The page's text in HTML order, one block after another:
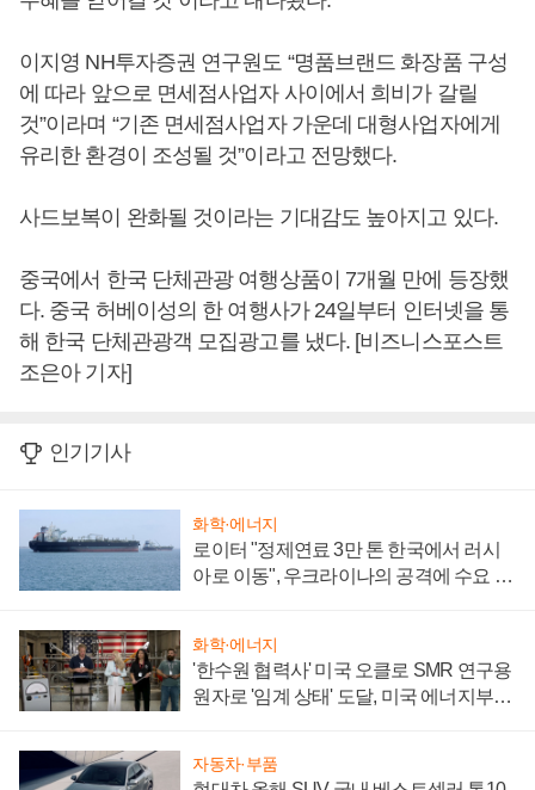
이지영 NH투자증권 연구원도 “명품브랜드 화장품 구성
에 따라 앞으로 면세점사업자 사이에서 희비가 갈릴
것”이라며 “기존 면세점사업자 가운데 대형사업자에게
유리한 환경이 조성될 것”이라고 전망했다.
사드보복이 완화될 것이라는 기대감도 높아지고 있다.
중국에서 한국 단체관광 여행상품이 7개월 만에 등장했
다. 중국 허베이성의 한 여행사가 24일부터 인터넷을 통
해 한국 단체관광객 모집광고를 냈다. [비즈니스포스트
조은아 기자]
인기기사
화학·에너지
로이터 "정제연료 3만 톤 한국에서 러시
아로 이동", 우크라이나의 공격에 수요 늘
화학·에너지
'한수원 협력사' 미국 오클로 SMR 연구용
원자로 '임계 상태' 도달, 미국 에너지부
자동차·부품